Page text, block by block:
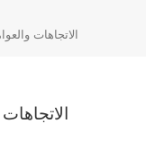
الاتجاهات